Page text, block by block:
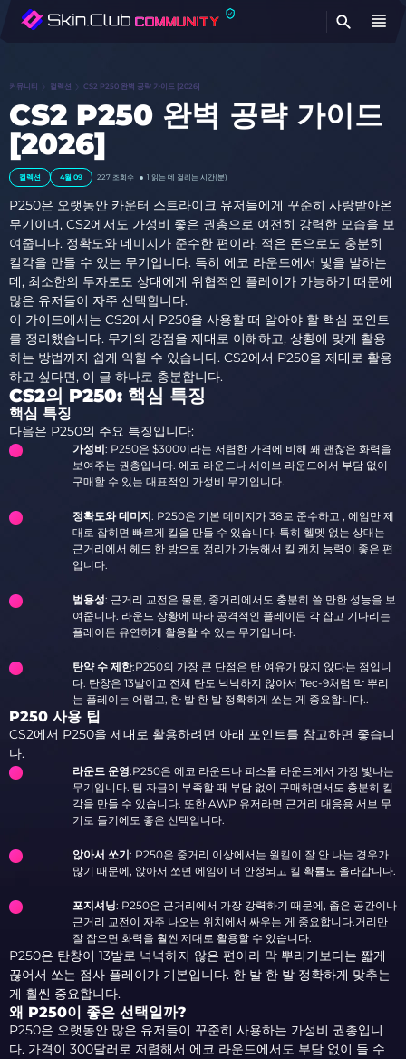
커뮤니티 컬렉션 CS2 P250 완벽 공략 가이드 [2026]
CS2 P250 완벽 공략 가이드
[2026]
컬렉션 4월 09 227 조회수 1 읽는 데 걸리는 시간(분)
P250은 오랫동안 카운터 스트라이크 유저들에게 꾸준히 사랑받아온
무기이며, CS2에서도 가성비 좋은 권총으로 여전히 강력한 모습을 보
여줍니다. 정확도와 데미지가 준수한 편이라, 적은 돈으로도 충분히
킬각을 만들 수 있는 무기입니다. 특히 에코 라운드에서 빛을 발하는
데, 최소한의 투자로도 상대에게 위협적인 플레이가 가능하기 때문에
많은 유저들이 자주 선택합니다.
이 가이드에서는 CS2에서 P250을 사용할 때 알아야 할 핵심 포인트
를 정리했습니다. 무기의 강점을 제대로 이해하고, 상황에 맞게 활용
하는 방법까지 쉽게 익힐 수 있습니다. CS2에서 P250을 제대로 활용
하고 싶다면, 이 글 하나로 충분합니다.
CS2의 P250: 핵심 특징
핵심 특징
다음은 P250의 주요 특징입니다:
가성비: P250은 $300이라는 저렴한 가격에 비해 꽤 괜찮은 화력을
보여주는 권총입니다. 에코 라운드나 세이브 라운드에서 부담 없이
구매할 수 있는 대표적인 가성비 무기입니다.
정확도와 데미지: P250은 기본 데미지가 38로 준수하고 , 에임만 제
대로 잡히면 빠르게 킬을 만들 수 있습니다. 특히 헬멧 없는 상대는
근거리에서 헤드 한 방으로 정리가 가능해서 킬 캐치 능력이 좋은 편
입니다.
범용성: 근거리 교전은 물론, 중거리에서도 충분히 쓸 만한 성능을 보
여줍니다. 라운드 상황에 따라 공격적인 플레이든 각 잡고 기다리는
플레이든 유연하게 활용할 수 있는 무기입니다.
탄약 수 제한:P250의 가장 큰 단점은 탄 여유가 많지 않다는 점입니
다. 탄창은 13발이고 전체 탄도 넉넉하지 않아서 Tec-9처럼 막 뿌리
는 플레이는 어렵고, 한 발 한 발 정확하게 쏘는 게 중요합니다..
P250 사용 팁
CS2에서 P250을 제대로 활용하려면 아래 포인트를 참고하면 좋습니
다.
라운드 운영:P250은 에코 라운드나 피스톨 라운드에서 가장 빛나는
무기입니다. 팀 자금이 부족할 때 부담 없이 구매하면서도 충분히 킬
각을 만들 수 있습니다. 또한 AWP 유저라면 근거리 대응용 서브 무
기로 들기에도 좋은 선택입니다.
앉아서 쏘기: P250은 중거리 이상에서는 원킬이 잘 안 나는 경우가
많기 때문에, 앉아서 쏘면 에임이 더 안정되고 킬 확률도 올라갑니다.
포지셔닝: P250은 근거리에서 가장 강력하기 때문에, 좁은 공간이나
근거리 교전이 자주 나오는 위치에서 싸우는 게 중요합니다.거리만
잘 잡으면 화력을 훨씬 제대로 활용할 수 있습니다.
P250은 탄창이 13발로 넉넉하지 않은 편이라 막 뿌리기보다는 짧게
끊어서 쏘는 점사 플레이가 기본입니다. 한 발 한 발 정확하게 맞추는
게 훨씬 중요합니다.
왜 P250이 좋은 선택일까?
P250은 오랫동안 많은 유저들이 꾸준히 사용하는 가성비 권총입니
다. 가격이 300달러로 저렴해서 에코 라운드에서도 부담 없이 들 수